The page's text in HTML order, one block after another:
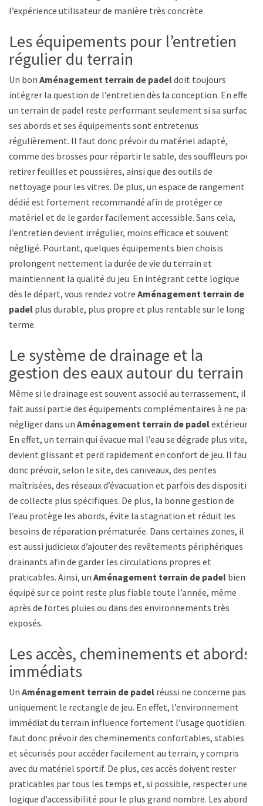
l’expérience utilisateur de manière très concrète.
Les équipements pour l’entretien
régulier du terrain
Un bon Aménagement terrain de padeldoit toujours
intégrer la question de l’entretien dès la conception. En effet,
un terrain de padel reste performant seulement si sa surface,
ses abords et ses équipements sont entretenus
régulièrement. Il faut donc prévoir du matériel adapté,
comme des brosses pour répartir le sable, des souffleurs pour
retirer feuilles et poussières, ainsi que des outils de
nettoyage pour les vitres. De plus, un espace de rangement
dédié est fortement recommandé afin de protéger ce
matériel et de le garder facilement accessible. Sans cela,
l’entretien devient irrégulier, moins efficace et souvent
négligé. Pourtant, quelques équipements bien choisis
prolongent nettement la durée de vie du terrain et
maintiennent la qualité du jeu. En intégrant cette logique
dès le départ, vous rendez votre Aménagement terrain de
padel plus durable, plus propre et plus rentable sur le long
terme.
Le système de drainage et la
gestion des eaux autour du terrain
Même si le drainage est souvent associé au terrassement, il
fait aussi partie des équipements complémentaires à ne pas
négliger dans un Aménagement terrain de padelextérieur.
En effet, un terrain qui évacue mal l’eau se dégrade plus vite,
devient glissant et perd rapidement en confort de jeu. Il faut
donc prévoir, selon le site, des caniveaux, des pentes
maîtrisées, des réseaux d’évacuation et parfois des dispositifs
de collecte plus spécifiques. De plus, la bonne gestion de
l’eau protège les abords, évite la stagnation et réduit les
besoins de réparation prématurée. Dans certaines zones, il
est aussi judicieux d’ajouter des revêtements périphériques
drainants afin de garder les circulations propres et
praticables. Ainsi, un Aménagement terrain de padel bien
équipé sur ce point reste plus fiable toute l’année, même
après de fortes pluies ou dans des environnements très
exposés.
Les accès, cheminements et abords
immédiats
Un Aménagement terrain de padel réussi ne concerne pas
uniquement le rectangle de jeu. En effet, l’environnement
immédiat du terrain influence fortement l’usage quotidien. Il
faut donc prévoir des cheminements confortables, stables
et sécurisés pour accéder facilement au terrain, y compris
avec du matériel sportif. De plus, ces accès doivent rester
praticables par tous les temps et, si possible, respecter une
logique d’accessibilité pour le plus grand nombre. Les abords